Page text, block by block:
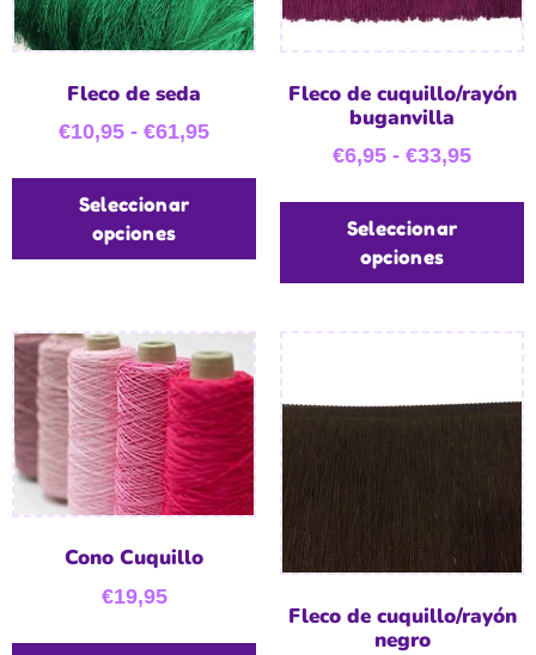
Fleco de seda
€10,95 - €61,95
Seleccionar
opciones
Fleco de cuquillo/rayón
buganvilla
€6,95 - €33,95
Seleccionar
opciones
Cono Cuquillo
€19,95
Fleco de cuquillo/rayón
negro